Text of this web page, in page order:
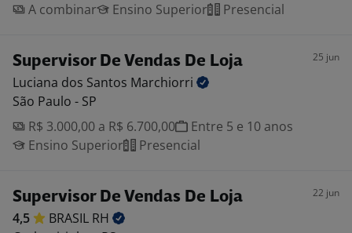
A combinar
Ensino Superior Presencial
Supervisor De Vendas De Loja 25 jun
Luciana dos Santos Marchiorri
São Paulo - SP
R$ 3.000,00 a R$ 6.700,00
Entre 5 e 10 anos
Ensino Superior
Presencial
Supervisor De Vendas De Loja 22 jun
4,5 BRASIL RH